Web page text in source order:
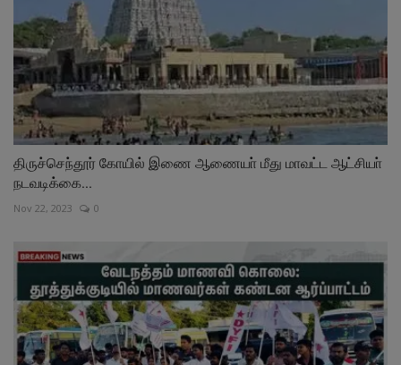
திருச்செந்தூர் கோயில் இணை ஆணையா் மீது மாவட்ட ஆட்சியா்
நடவடிக்கை...
Nov 22, 2023 0